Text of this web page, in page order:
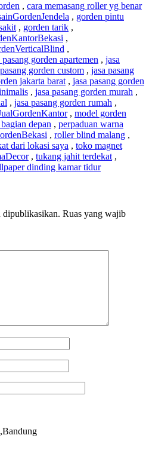
, cara memasang roller yg benar
, gorden pintu
, gorden tarik ,
,
,
pasang gorden apartemen , jasa
gorden custom , jasa pasang
jakarta barat , jasa pasang gorden
, jasa pasang gorden murah ,
, jasa pasang gorden rumah ,
, model gorden
depan , perpaduan warna
, roller blind malang ,
dari lokasi saya , toko magnet
, tukang jahit terdekat ,
dinding kamar tidur
dipublikasikan. Ruas yang wajib